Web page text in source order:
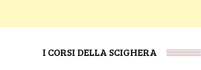
I CORSI DELLA SCIGHERA